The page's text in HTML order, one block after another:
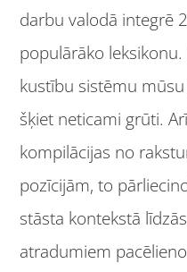
darbu valodā integrē
populārāko
kustību sistēmu
šķiet neticami grūti.
kompilācijas no
pozīcijām, to
stāsta kontekstā
atradumiem